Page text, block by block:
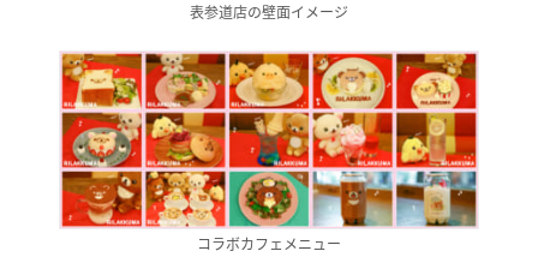
表参道店の壁面イメージ
コラボカフェメニュー